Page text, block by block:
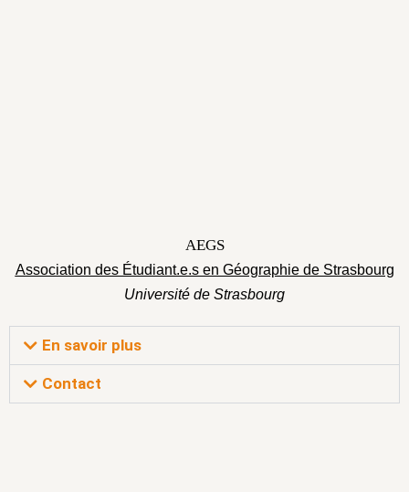
AEGS
Association des Étudiant.e.s en Géographie de Strasbourg
Université de Strasbourg
En savoir plus
Contact